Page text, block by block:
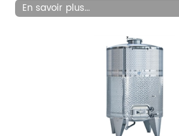
En savoir plus...